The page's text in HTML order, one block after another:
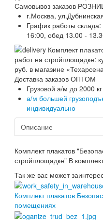
Самовывоз заказов
г.Москва,
График работы
16:00, обед 13.00 -
Доставка заказов ОПТОМ
Грузовой а/м до 2000
а/м большей
индивидуально
Описание
Комплект плакатов
стройплощадке" В
Так же вас может
Комплект плакатов
помещениях